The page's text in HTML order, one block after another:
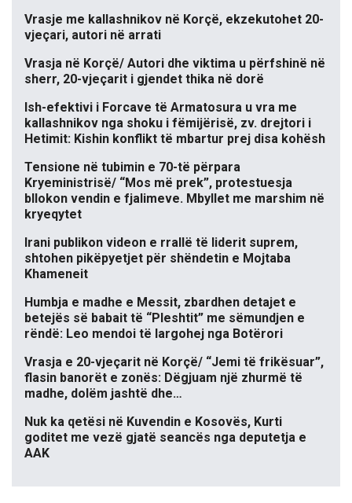
Vrasje me kallashnikov në Korçë, ekzekutohet 20-
vjeçari, autori në arrati
Vrasja në Korçë/ Autori dhe viktima u përfshinë në
sherr, 20-vjeçarit i gjendet thika në dorë
Ish-efektivi i Forcave të Armatosura u vra me
kallashnikov nga shoku i fëmijërisë, zv. drejtori i
Hetimit: Kishin konflikt të mbartur prej disa kohësh
Tensione në tubimin e 70-të përpara
Kryeministrisë/ “Mos më prek”, protestuesja
bllokon vendin e fjalimeve. Mbyllet me marshim në
kryeqytet
Irani publikon videon e rrallë të liderit suprem,
shtohen pikëpyetjet për shëndetin e Mojtaba
Khameneit
Humbja e madhe e Messit, zbardhen detajet e
betejës së babait të “Pleshtit” me sëmundjen e
rëndë: Leo mendoi të largohej nga Botërori
Vrasja e 20-vjeçarit në Korçë/ “Jemi të frikësuar”,
flasin banorët e zonës: Dëgjuam një zhurmë të
madhe, dolëm jashtë dhe…
Nuk ka qetësi në Kuvendin e Kosovës, Kurti
goditet me vezë gjatë seancës nga deputetja e
AAK